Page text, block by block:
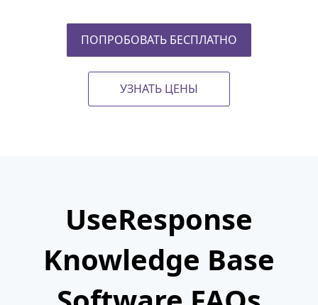
ПОПРОБОВАТЬ БЕСПЛАТНО
УЗНАТЬ ЦЕНЫ
UseResponse
Knowledge Base